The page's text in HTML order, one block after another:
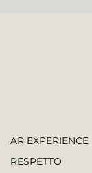
AR EXPERIENCE
RESPETTO